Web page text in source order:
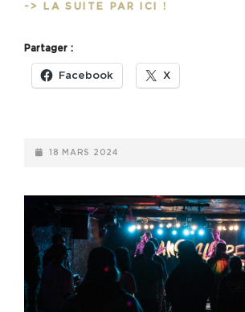
-> LA SUITE PAR ICI !
THE
WRS
LA
ZONE
Partager :
Facebook X
POSTED-
18 MARS 2024